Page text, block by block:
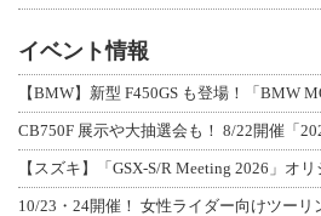
イベント情報
【BMW】新型 F450GS も登場！「BMW
CB750F 展示や大抽選会も！ 8/22開催「
【スズキ】「GSX-S/R Meeting 2026」オ
10/23・24開催！ 女性ライダー向けツー